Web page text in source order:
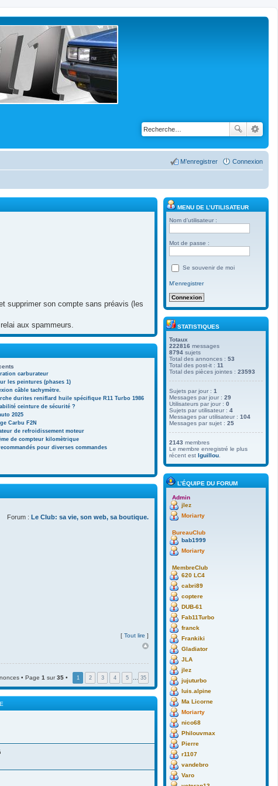
Connexion
M’enregistrer
supprimer son compte sans préavis (les
aux spammeurs.
carburateur
les peintures (phases 1)
câble tachymètre.
durites reniflard huile spécifique R11 Turbo 1986
ceinture de sécurité ?
2025
Carbu F2N
de refroidissement moteur
de compteur kilomètrique
pour diverses commandes
Forum : Le Club: sa vie, son web, sa boutique.
[ Tout lire ]
• Page 1 sur35 • 1 2 3 4 5 35
i
MENU DE L’UTILISATEUR
Nom d’utilisateur :
Mot de passe :
Se souvenir de moi
M’enregistrer
STATISTIQUES
Totaux
222816 messages
8794 sujets
Total des annonces : 53
Total des post-it : 11
Total des pièces jointes : 23593
Sujets par jour : 1
Messages par jour : 29
Utilisateurs par jour : 0
Sujets par utilisateur : 4
Messages par utilisateur : 104
Messages par sujet : 25
2143 membres
Le membre enregistré le plus
récent est lguillou
L’ÉQUIPE DU FORUM
Admin
jlez
Moriarty
BureauClub
bab1999
Moriarty
MembreClub
620 LC4
cabri89
coptere
DUB-61
Fab11Turbo
franck
Frankiki
Gladiator
JLA
jlez
jujuturbo
luis.alpine
Ma Licorne
Moriarty
nico68
Philouvmax
Pierre
r1107
vandebro
Varo